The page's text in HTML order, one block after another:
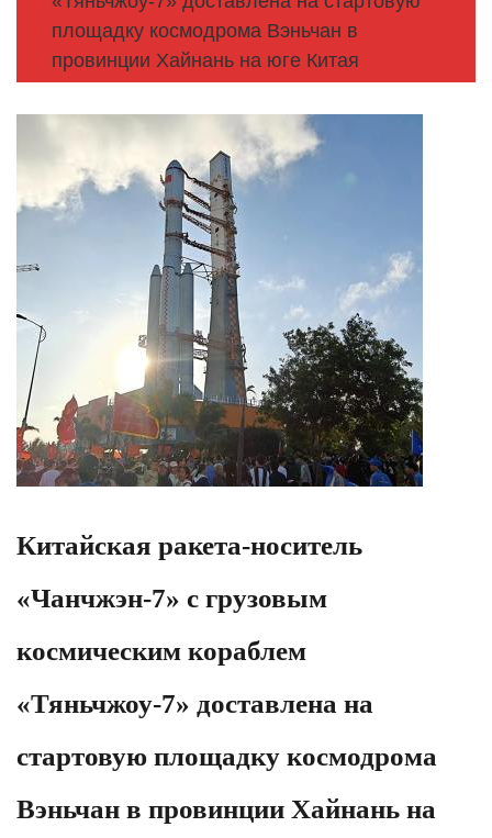
площадку космодрома Вэньчан в
провинции Хайнань на юге Китая
Китайская ракета-носитель
«Чанчжэн-7» с грузовым
космическим кораблем
«Тяньчжоу-7» доставлена на
стартовую площадку космодрома
Вэньчан в провинции Хайнань на